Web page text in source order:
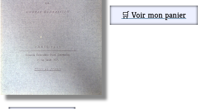
🛒 Voir mon panier